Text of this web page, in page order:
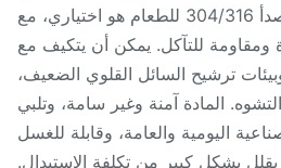
معيار الفولاذ المقاوم للصدأ 304/316 للطعام هو اختياري، مع
للتآكل. يمكن أن يتكيف مع
ترشيح السائل القلوي الضعيف،
آمنة وغير سامة، وتلبي
اليومية والعامة، وقابلة للغسل
بشكل كبير من تكلفة الاستبدال.